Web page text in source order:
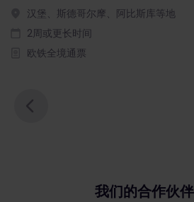
汉堡、斯德哥尔摩、阿比斯库等地
2周或更长时间
欧铁全境通票
我们的合作伙